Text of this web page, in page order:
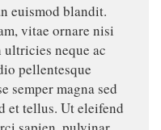
euismod blandit.
vitae ornare nisi
ultricies neque ac
pellentesque
semper magna sed
et tellus. Ut eleifend